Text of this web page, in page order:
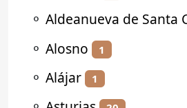
⚬ Aldeanueva de Santa
⚬ Alosno 1
⚬ Alájar 1